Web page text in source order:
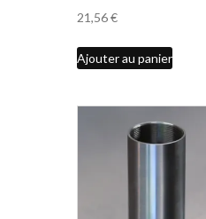
21,56€
Ajouter au panier